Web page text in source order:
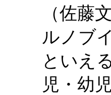
（佐藤
ルノブ
といえ
児・幼